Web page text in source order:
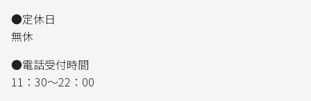
●定休日
無休
●電話受付時間
11：30～22：00